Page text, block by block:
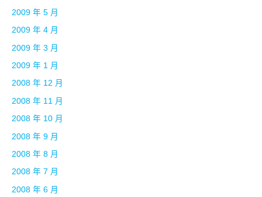
2009 年 5 月
2009 年 4 月
2009 年 3 月
2009 年 1 月
2008 年 12 月
2008 年 11 月
2008 年 10 月
2008 年 9 月
2008 年 8 月
2008 年 7 月
2008 年 6 月